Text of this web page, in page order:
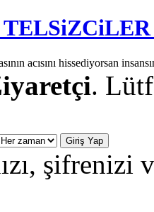
acısını hissediyorsan
.